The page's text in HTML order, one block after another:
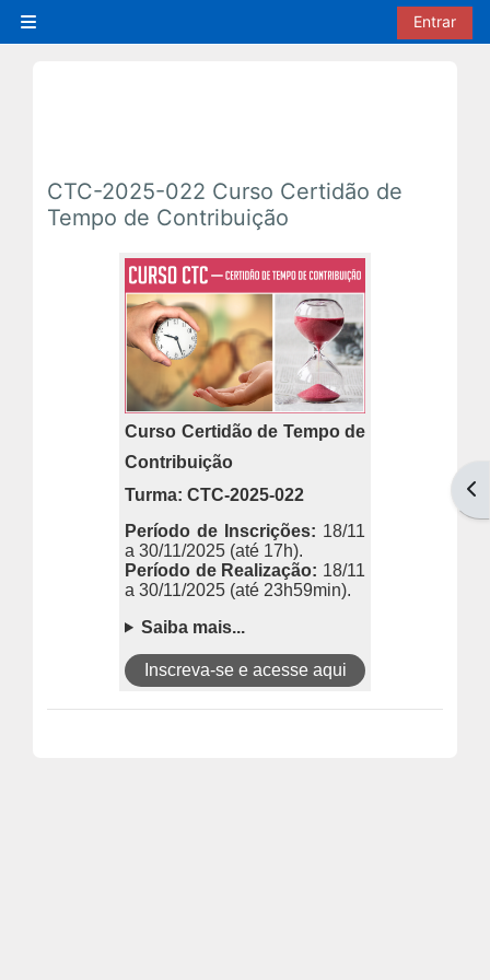
Painel lateral
Entrar
CTC-2025-022 Curso Certidão de
Tempo de Contribuição
Curso Certidão de Tempo de
Contribuição
Turma: CTC-2025-022
Período de Inscrições: 18/11
a 30/11/2025 (até 17h).
Período de Realização: 18/11
a 30/11/2025 (até 23h59min).
Saiba mais...
Inscreva-se e acesse aqui